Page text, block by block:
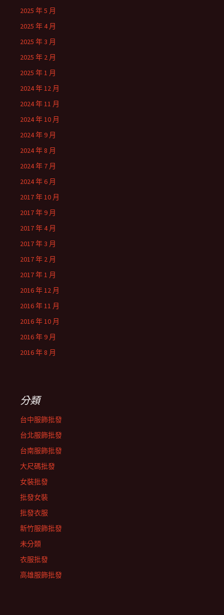
2025 年 5 月
2025 年 4 月
2025 年 3 月
2025 年 2 月
2025 年 1 月
2024 年 12 月
2024 年 11 月
2024 年 10 月
2024 年 9 月
2024 年 8 月
2024 年 7 月
2024 年 6 月
2017 年 10 月
2017 年 9 月
2017 年 4 月
2017 年 3 月
2017 年 2 月
2017 年 1 月
2016 年 12 月
2016 年 11 月
2016 年 10 月
2016 年 9 月
2016 年 8 月
分類
台中服飾批發
台北服飾批發
台南服飾批發
大尺碼批發
女裝批發
批發女裝
批發衣服
新竹服飾批發
未分類
衣服批發
高雄服飾批發